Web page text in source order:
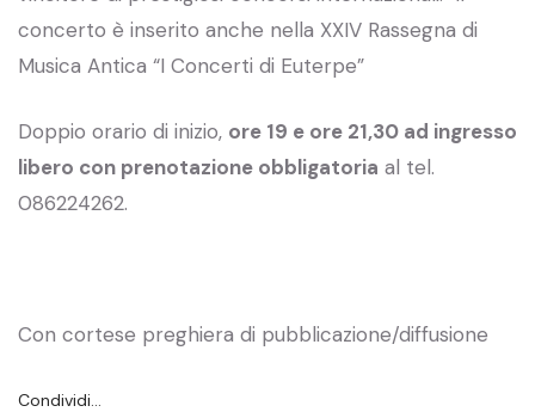
concerto è inserito anche nella XXIV Rassegna di
Musica Antica “I Concerti di Euterpe”
Doppio orario di inizio, ore 19 e ore 21,30 ad ingresso
libero con prenotazione obbligatoria al tel.
086224262.
Con cortese preghiera di pubblicazione/diffusione
Condividi…